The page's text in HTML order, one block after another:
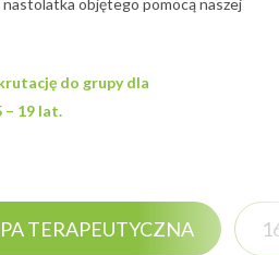
objętego pomocą naszej
do grupy dla
19 lat.
TERAPEUTYCZNA